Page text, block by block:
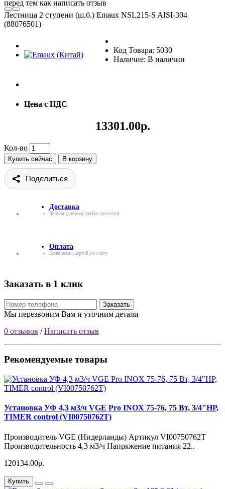
перед тем как написать отзыв
Лестница 2 ступени (ш.б.) Emaux NSL215-S AISI-304
(88076501)
Код Товара: 5030
Наличие: В наличии
Цена с НДС
13301.00р.
Кол-во
Купить сейчас В корзину
Поделиться
Доставка
Любым удобным для Вас способом
Оплата
Наличными, картой, по счету
Заказать в 1 клик
Заказать
Мы перезвоним Вам и уточним детали
0 отзывов /Написать отзыв
Рекомендуемые товары
Установка УФ 4,3 м3/ч VGE Pro INOX 75-76, 75 Вт, 3/4"НР,
TIMER control (VI00750762T)
Производитель VGE (Нидерланды) Артикул VI00750762T
Производительность 4,3 м3/ч Напряжение питания 22..
120134.00р.
Купить